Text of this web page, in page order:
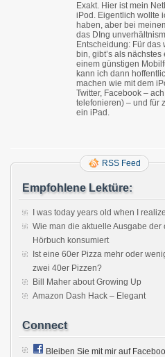
Exakt. Hier ist mein
iPod. Eigentlich wollte
haben, aber bei
das DIng
Entscheidung: Für
bin, gibt’s als
einem günstigen
kann ich dann
machen wie mit dem
Twitter, Facebook –
telefonieren) – und für
ein iPad.
RSS Feed
Empfohlene Lektüre:
I was today years old when I
Wie man die aktuelle Ausgabe der
Hörbuch konsumiert
Ist eine 60er Pizza mehr oder
zwei 40er Pizzen?
Bill Maher about Growing Up
Amazon Dash Hack – Elegant
Connect
Bleiben Sie mit mir auf